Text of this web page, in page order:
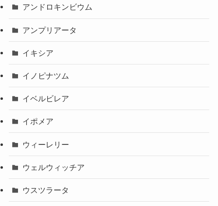
アンドロキンビウム
アンプリアータ
イキシア
イノピナツム
イベルビレア
イポメア
ウィーレリー
ウェルウィッチア
ウスツラータ